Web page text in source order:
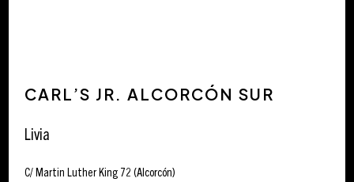
CARL’S JR. ALCORCÓN SUR
Livia
C/ Martin Luther King 72 (Alcorcón)
Jr.
Alcorcón
Sur